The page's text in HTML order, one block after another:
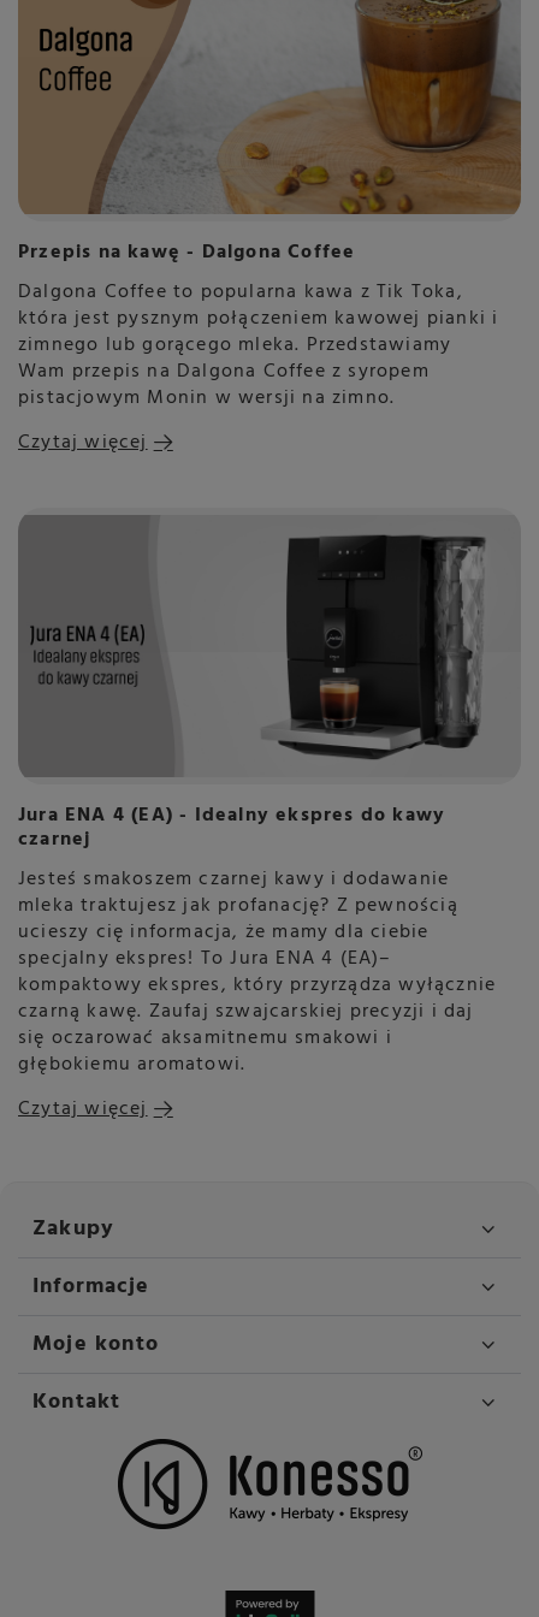
Przepis na kawę - Dalgona Coffee
Dalgona Coffee to popularna kawa z Tik Toka,
która jest pysznym połączeniem kawowej pianki i
zimnego lub gorącego mleka. Przedstawiamy
Wam przepis na Dalgona Coffee z syropem
pistacjowym Monin w wersji na zimno.
Czytaj więcej
Jura ENA 4 (EA) - Idealny ekspres do kawy
czarnej
Jesteś smakoszem czarnej kawy i dodawanie
mleka traktujesz jak profanację? Z pewnością
ucieszy cię informacja, że mamy dla ciebie
specjalny ekspres! To Jura ENA 4 (EA)–
kompaktowy ekspres, który przyrządza wyłącznie
czarną kawę. Zaufaj szwajcarskiej precyzji i daj
się oczarować aksamitnemu smakowi i
głębokiemu aromatowi.
Czytaj więcej
Zakupy
Informacje
Moje konto
Kontakt